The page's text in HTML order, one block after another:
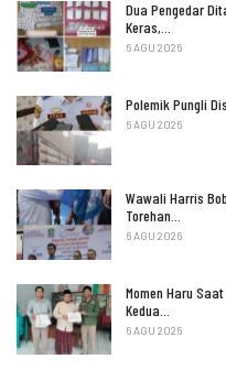
Dua Pengedar
Keras,…
6 AGU 2026
Polemik Pungli
6 AGU 2026
Wawali Harris
Torehan…
6 AGU 2026
Momen Haru
Kedua…
6 AGU 2026